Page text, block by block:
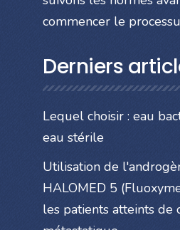
commencer le
Derniers
Lequel choisir : eau
eau stérile
Utilisation de
HALOMED 5
les patients atteints de